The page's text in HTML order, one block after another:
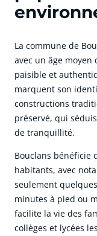
La commune de
avec un âge moyen
paisible et
marquent son
constructions
préservé, qui
de tranquillité.
Bouclans bénéficie
habitants, avec
seulement
minutes à pied ou
facilite la vie des
collèges et lycées